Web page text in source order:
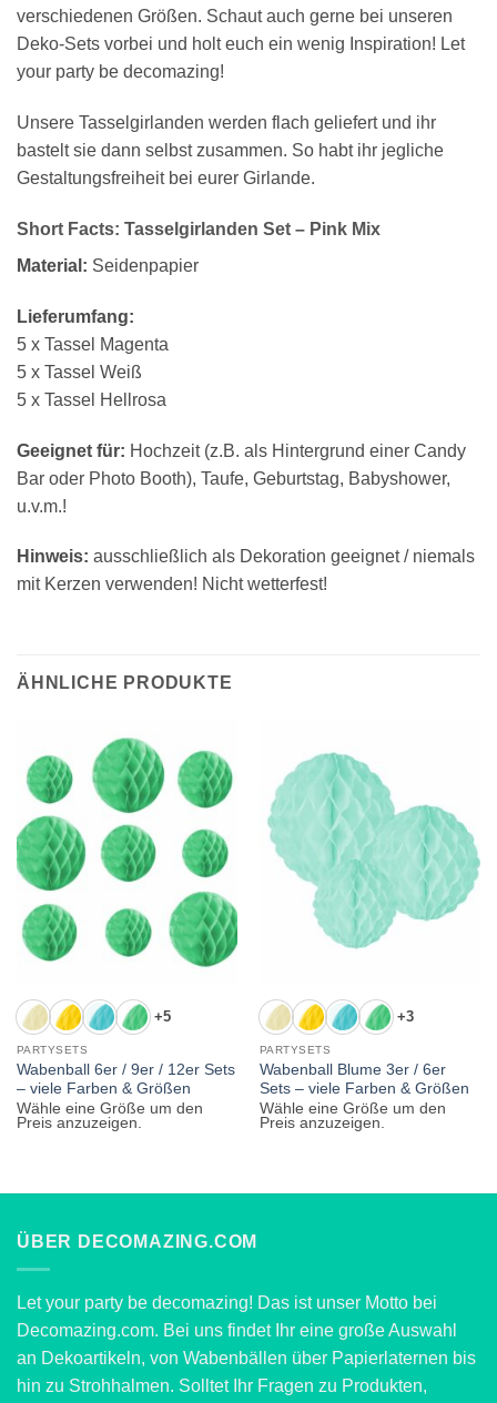
verschiedenen Größen. Schaut auch gerne bei unseren
Deko-Sets vorbei und holt euch ein wenig Inspiration! Let
your party be decomazing!
Unsere Tasselgirlanden werden flach geliefert und ihr
bastelt sie dann selbst zusammen. So habt ihr jegliche
Gestaltungsfreiheit bei eurer Girlande.
Short Facts: Tasselgirlanden Set – Pink Mix
Material: Seidenpapier
Lieferumfang:
5 x Tassel Magenta
5 x Tassel Weiß
5 x Tassel Hellrosa
Geeignet für: Hochzeit (z.B. als Hintergrund einer Candy
Bar oder Photo Booth), Taufe, Geburtstag, Babyshower,
u.v.m.!
Hinweis: ausschließlich als Dekoration geeignet / niemals
mit Kerzen verwenden! Nicht wetterfest!
ÄHNLICHE PRODUKTE
+5
PARTYSETS
Wabenball 6er / 9er / 12er Sets
– viele Farben & Größen
Wähle eine Größe um den
Preis anzuzeigen.
+3
PARTYSETS
Wabenball Blume 3er / 6er
Sets – viele Farben & Größen
Wähle eine Größe um den
Preis anzuzeigen.
ÜBER DECOMAZING.COM
Let your party be decomazing! Das ist unser Motto bei
Decomazing.com. Bei uns findet Ihr eine große Auswahl
an Dekoartikeln, von Wabenbällen über Papierlaternen bis
hin zu Strohhalmen. Solltet Ihr Fragen zu Produkten,